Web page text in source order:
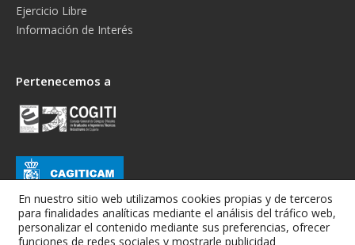
Ejercicio Libre
Información de Interés
Pertenecemos a
En nuestro sitio web utilizamos cookies propias y de terceros
para finalidades analíticas mediante el análisis del tráfico web,
personalizar el contenido mediante sus preferencias, ofrecer
funciones de redes sociales y mostrarle publicidad